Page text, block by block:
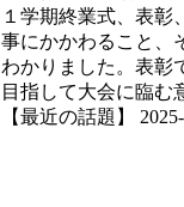
１学期終業式、表
事にかかわること、
わかりました。表彰
目指して大会に臨む
【最近の話題】